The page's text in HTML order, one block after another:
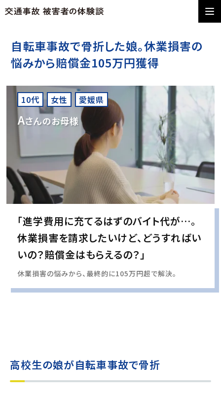
自転車事故で骨折した娘。休業損害の
悩みから賠償金105万円獲得
10代 女性 愛媛県
Aさんのお母様
「進学費用に充てるはずのバイト代が…。
休業損害を請求したいけど、どうすればい
いの？賠償金はもらえるの？」
休業損害の悩みから、最終的に105万円超で解決。
高校生の娘が自転車事故で骨折